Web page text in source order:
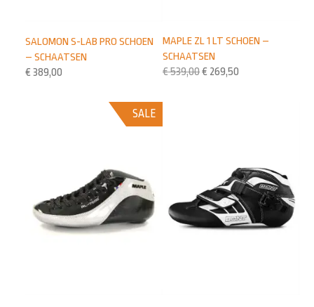
MAPLE ZL 1 LT SCHOEN –
SCHAATSEN
€539,00€ 269,50
SALOMON S-LAB PRO SCHOEN
– SCHAATSEN
€ 389,00
SALE